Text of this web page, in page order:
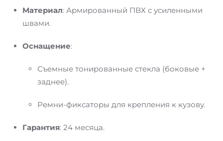
Материал: Армированный ПВХ с усиленными
швами.
Оснащение:
Съемные тонированные стекла (боковые +
заднее).
Ремни-фиксаторы для крепления к кузову.
Гарантия: 24 месяца.